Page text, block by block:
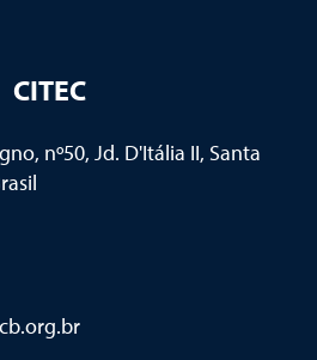
CITEC
nº50, Jd. D'Itália II, Santa